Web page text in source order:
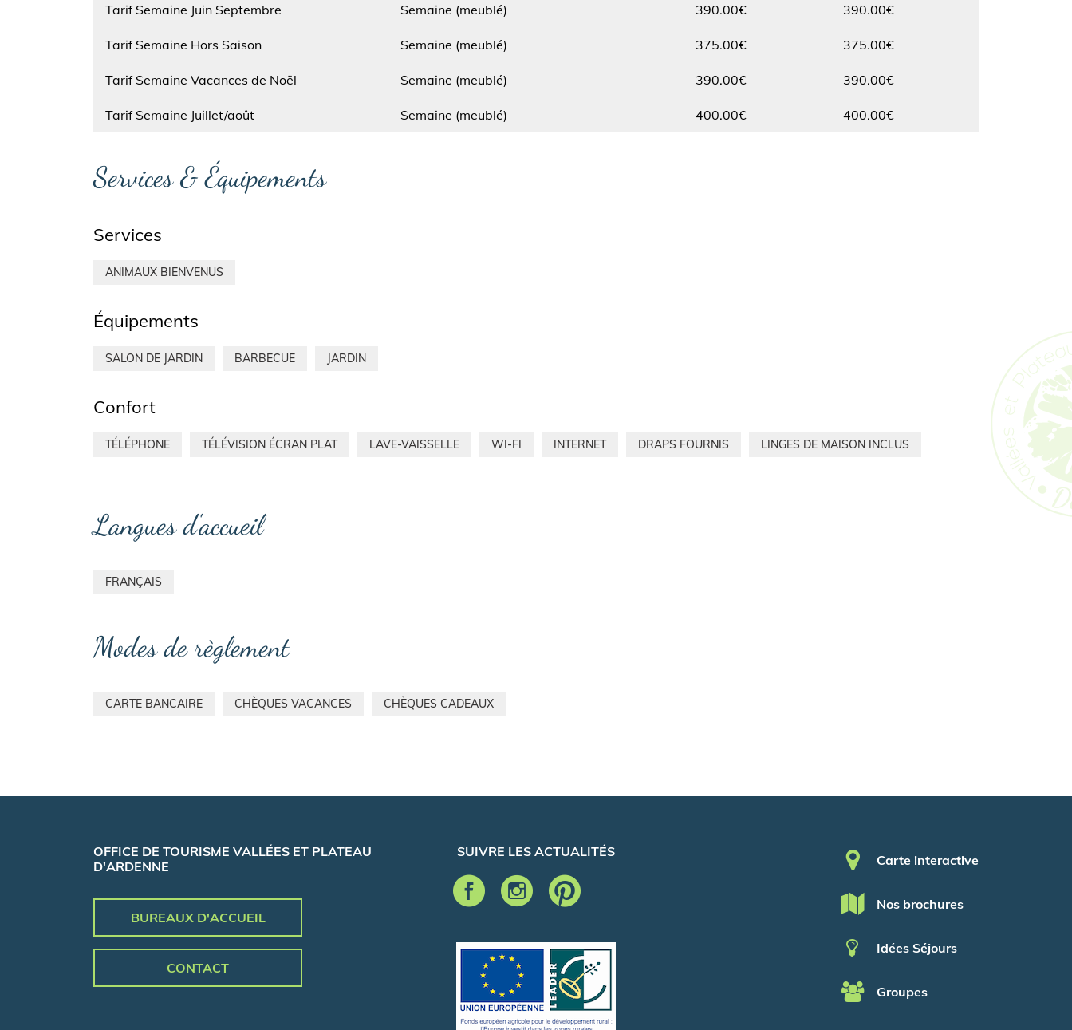
Tarif Semaine Juin Septembre Semaine (meublé) 390.00€
390.00€
Tarif Semaine Hors Saison Semaine (meublé) 375.00€
375.00€
Tarif Semaine Vacances de Noël Semaine (meublé) 390.00€
390.00€
Tarif Semaine Juillet/août Semaine (meublé) 400.00€ 400.00€
Services & Équipements
Services
ANIMAUX BIENVENUS
Équipements
SALON DE JARDIN BARBECUE JARDIN
Confort
TÉLÉPHONE TÉLÉVISION ÉCRAN PLAT LAVE-VAISSELLE WI-FI INTERNET DRAPS FOURNIS LINGES DE MAISON INCLUS
Langues d'accueil
FRANÇAIS
Modes de règlement
CARTE BANCAIRE CHÈQUES VACANCES CHÈQUES CADEAUX
OFFICE DE TOURISME VALLÉES ET PLATEAU
D'ARDENNE
BUREAUX D'ACCUEIL
CONTACT
SUIVRE LES ACTUALITÉS Pied de page
Carte interactive
Nos brochures
Idées Séjours
Groupes